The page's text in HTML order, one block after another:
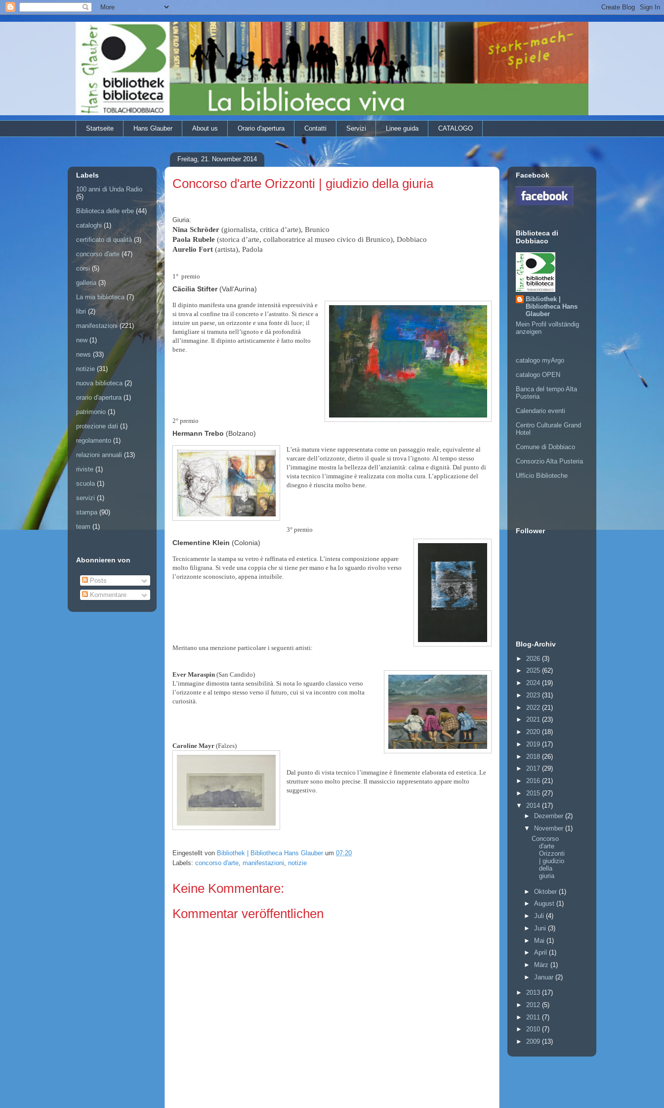
Startseite Hans Glauber About us Orario d'apertura Contatti Servizi Linee guida CATALOGO
Freitag, 21. November 2014
Concorso d'arte Orizzonti | giudizio della giuria
Giuria:
Nina Schröder (giornalista, critica d’arte), Brunico
Paola Rubele (storica d’arte, collaboratrice al museo civico di Brunico), Dobbiaco
Aurelio Fort (artista), Padola
1° premio
Cäcilia Stifter (Vall‘Aurina)
Il dipinto manifesta una grande intensità espressività e
si trova al confine tra il concreto e l’astratto. Si riesce a
intuire un paese, un orizzonte e una fonte di luce; il
famigliare si tramuta nell’ignoto e dà profondità
all’immagine. Il dipinto artisticamente è fatto molto
bene.
2° premio
Hermann Trebo (Bolzano)
L’età matura viene rappresentata come un passaggio reale, equivalente al
varcare dell’orizzonte, dietro il quale si trova l’ignoto. Al tempo stesso
l’immagine mostra la bellezza dell’anzianità: calma e dignità. Dal punto di
vista tecnico l’immagine è realizzata con molta cura. L’applicazione del
disegno è riuscita molto bene.
3° premio
Clementine Klein (Colonia)
Tecnicamente la stampa su vetro è raffinata ed estetica. L’intera composizione appare
molto filigrana. Si vede una coppia che si tiene per mano e ha lo sguardo rivolto verso
l’orizzonte sconosciuto, appena intuibile.
Meritano una menzione particolare i seguenti artisti:
Ever Maraspin (San Candido)
L’immagine dimostra tanta sensibilità. Si nota lo sguardo classico verso
l’orizzonte e al tempo stesso verso il futuro, cui si va incontro con molta
curiosità.
Caroline Mayr (Falzes)
Dal punto di vista tecnico l’immagine è finemente elaborata ed estetica. Le
strutture sono molto precise. Il massiccio rappresentato appare molto
suggestivo.
Eingestellt von Bibliothek | Bibliotheca Hans Glauber um 07:20
Labels: concorso d'arte, manifestazioni, notizie
Keine Kommentare:
Kommentar veröffentlichen
Labels
100 anni di Unda Radio
(5)
Biblioteca delle erbe (44)
cataloghi (1)
certificato di qualità (3)
concorso d'arte (47)
corsi (5)
galleria (3)
La mia biblioteca (7)
libri (2)
manifestazioni (221)
new (1)
news (33)
notizie (31)
nuova biblioteca (2)
orario d'apertura (1)
patrimonio (1)
protezione dati (1)
regolamento (1)
relazioni annuali (13)
riviste (1)
scuola (1)
servizi (1)
stampa (90)
team (1)
Abonnieren von
Posts
Kommentare
Facebook
Biblioteca di
Dobbiaco
Bibliothek |
Bibliotheca Hans
Glauber
Mein Profil vollständig
anzeigen
catalogo myArgo
catalogo OPEN
Banca del tempo Alta
Pusteria
Calendario eventi
Centro Culturale Grand
Hotel
Comune di Dobbiaco
Consorzio Alta Pusteria
Ufficio Biblioteche
Follower
Blog-Archiv
► 2026 (3)
► 2025 (62)
► 2024 (19)
► 2023 (31)
► 2022 (21)
► 2021 (23)
► 2020 (18)
► 2019 (17)
► 2018 (26)
► 2017 (29)
► 2016 (21)
► 2015 (27)
▼ 2014 (17)
►
Dezember (2)
▼
November (1)
Concorso
d'arte
Orizzonti
| giudizio
della
giuria
► Oktober (1)
► August (1)
► Juli (4)
► Juni (3)
► Mai (1)
► April (1)
►
März (1)
► Januar (2)
► 2013 (17)
► 2012 (5)
► 2011 (7)
► 2010 (7)
► 2009 (13)